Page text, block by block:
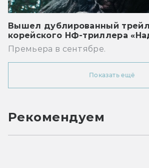
Вышел дублированный
корейского НФ-триллера
Премьера в сентябре.
Показать ещё
Рекомендуем